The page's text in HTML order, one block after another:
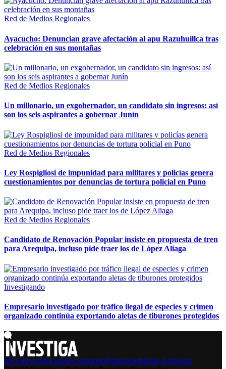
Red de Medios Regionales
Ayacucho: Denuncian grave afectación al apu Razuhuillca tras
celebración en sus montañas
Red de Medios Regionales
Un millonario, un exgobernador, un candidato sin ingresos: así
son los seis aspirantes a gobernar Junín
Red de Medios Regionales
Ley Rospigliosi de impunidad para militares y policías genera
cuestionamientos por denuncias de tortura policial en Puno
Red de Medios Regionales
Candidato de Renovación Popular insiste en propuesta de tren
para Arequipa, incluso pide traer los de López Aliaga
Investigando
Empresario investigado por tráfico ilegal de especies y crimen
organizado continúa exportando aletas de tiburones protegidos
InicioInvestigaciónInvestigandoPublicidadMedio Ambiente